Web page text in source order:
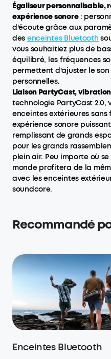
Égaliseur personnalisable,
expérience sonore:
d'écoute grâce aux
des enceintes Bluetooth
vous souhaitiez plus de
équilibré, les fréquences
permettent d'ajuster le
personnelles.
Liaison PartyCast,
technologie PartyCast 2.0,
enceintes extérieures
expérience sonore
remplissant de grands
pour les grands
plein air. Peu importe où
monde profitera de la
avec les enceintes
soundcore.
Recommandé
Enceintes Bluetooth